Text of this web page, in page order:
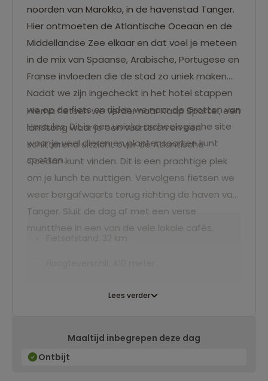
noorden van Marokko, in de havenstad Tanger.
Hier ontmoeten de Atlantische Oceaan en de
Middellandse Zee elkaar en dat voel je meteen
in de mix van Spaanse, Arabische, Portugese en
Franse invloeden die de stad zo uniek maken.
Nadat we zijn ingecheckt in het hotel stappen
we op de fiets en rijden we naar de Grotten van
Hercules. Dit is een unieke archeologische site
waar je veel dieren en plantensoorten kunt
spotten.
Hierna fietsen we verder naar Kaap Spartel, een
landtong waar je een vuurtoren en een
schitterend uitzicht over de Atlantische
Oceaan kunt vinden. Dit is een prachtige plek
om je lunch te nuttigen. Vervolgens fietsen we
weer bergafwaarts terug richting de haven van
Tanger. Sluit de dag af met een verse
muntthee in een van de vele lokale cafés.
Lees verder
Maaltijd inbegrepen deze dag
Ontbijt